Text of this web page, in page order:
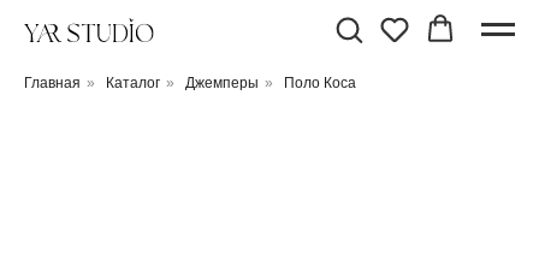
Главная » Каталог » Джемперы » Поло Коса